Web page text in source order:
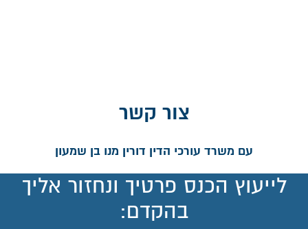
צור קשר
עם משרד עורכי הדין דורין מנו בן שמעון
לייעוץ הכנס פרטיך ונחזור אליך
בהקדם: